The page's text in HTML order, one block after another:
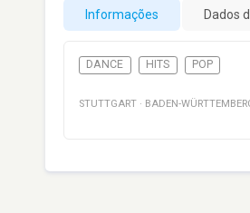
Informações Dados
DANCE HITS POP
STUTTGART · BADEN-